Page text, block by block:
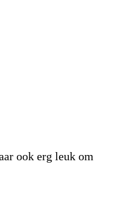
ook erg leuk om